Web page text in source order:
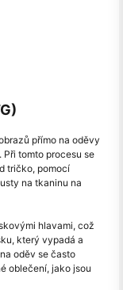
přímo na oděvy
tomto procesu se
tričko, pomocí
na tkaninu na
hlavami, což
který vypadá a
oděv se často
oblečení, jako jsou